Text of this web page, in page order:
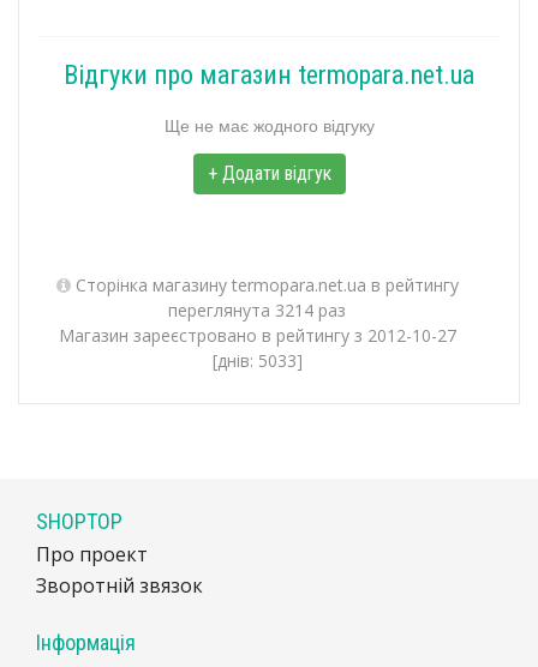
Відгуки про магазин termopara.net.ua
Ще не має жодного відгуку
+ Додати відгук
Сторінка магазину termopara.net.ua в рейтингу
переглянута 3214 раз
Магазин зареєстровано в рейтингу з 2012-10-27
[днів: 5033]
SHOPTOP
Про проект
Зворотній звязок
Інформація